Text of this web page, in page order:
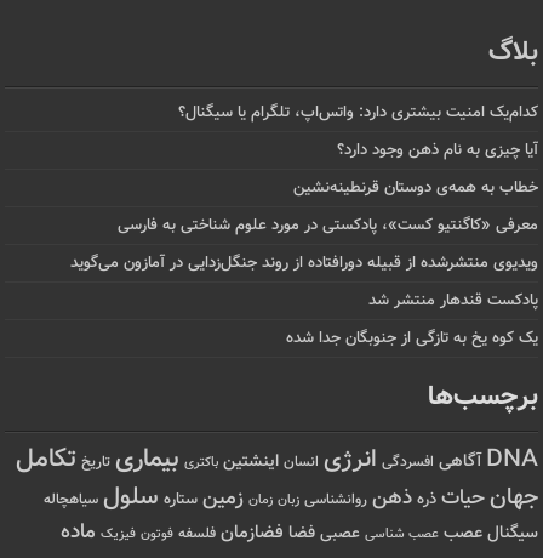
بلاگ
کدام‌یک امنیت بیشتری دارد: واتس‌اپ، تلگرام یا سیگنال؟
آیا چیزی به نام ذهن وجود دارد؟
خطاب به همه‌ی دوستان قرنطینه‌نشین
معرفی «کاگنتیو کست»، پادکستی در مورد علوم شناختی به فارسی
ویدیوی منتشرشده از قبیله دورافتاده‌ از روند جنگل‌زدایی در آمازون می‌گوید
پادکست قندهار منتشر شد
یک کوه یخ به تازگی از جنوبگان جدا شده
برچسب‌ها
DNA آگاهی افسردگی انرژی انسان اینشتین باکتری بیماری تاریخ تکامل
جهانحیات ذره ذهن روانشناسی زبان زمان زمین ستاره سلول سیاهچاله
سیگنال عصب عصب شناسی عصبی فضا فضازمان فلسفه فوتون فیزیک ماده